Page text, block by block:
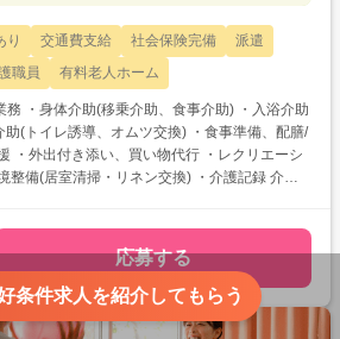
り 交通費支給 社会保険完備
派遣
職員 有料老人ホーム
浴介助
(トイレ誘導、オムツ交換) ・食事準備、配膳/
・外出付き添い、買い物代行 ・レクリエーシ
備(居室清掃・リネン交換) ・介護記録 介護
対人スキルアップ (幅広20代～60代活躍中の職
を磨きたい)
応募する
条件求人を紹介してもらう